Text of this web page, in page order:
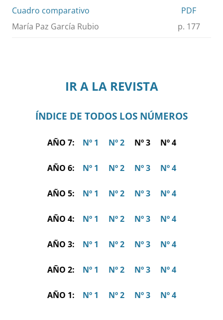
Cuadro comparativo
María Paz García Rubio
PDF
p. 177
IR A LA REVISTA
ÍNDICE DE TODOS LOS NÚMEROS
AÑO 7: Nº 1 Nº 2Nº 3 Nº 4
AÑO 6: Nº 1 Nº 2 Nº 3 Nº 4
AÑO 5: Nº 1 Nº 2 Nº 3 Nº 4
AÑO 4: Nº 1 Nº 2 Nº 3 Nº 4
AÑO 3: Nº 1 Nº 2 Nº 3 Nº 4
AÑO 2: Nº 1 Nº 2 Nº 3 Nº 4
AÑO 1: Nº 1 Nº 2 Nº 3 Nº 4